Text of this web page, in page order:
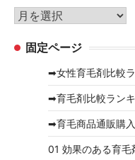
リ
ー
ア
カ 固定ページ
➡女性育毛剤比較
➡育毛剤比較ラン
➡育毛商品通販購
01 効果のある育毛